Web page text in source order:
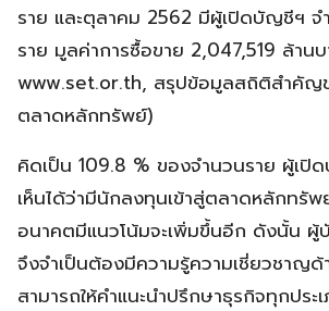
ราย และตุลาคม 2562 มีผู้เปิดบัญชีฯ จ
ราย มูลค่าการซื้อขาย 2,047,519 ล้าน
www.set.or.th, สรุปข้อมูลสถิติสำคัญ
ตลาดหลักทรัพย์)
คิดเป็น 109.8 % ของจำนวนราย ผู้เปิ
เห็นได้ว่ามีนักลงทุนเข้าสู่ตลาดหลักทรัพ
อนาคตมีแนวโน้มจะเพิ่มขึ้นอีก ดังนั้น ผู้
จึงจำเป็นต้องมีความรู้ความเชี่ยวชาญด้
สามารถให้คำแนะนำปรึกษาธุรกิจทุกประ